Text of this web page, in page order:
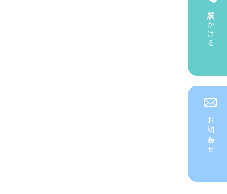
電話をかける
お問い合わせ